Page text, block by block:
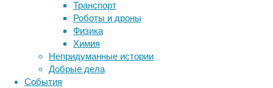
Транспорт
Роботы и дроны
Физика
Химия
Непридуманные истории
Добрые дела
События
Защититься
этого
помогают
специальные
устройства
инструменты и методы
исследования
медицина
мозг наука